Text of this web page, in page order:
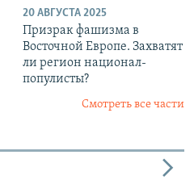
20 АВГУСТА 2025
Призрак фашизма в
Восточной Европе. Захватят
ли регион национал-
популисты?
Смотреть все части